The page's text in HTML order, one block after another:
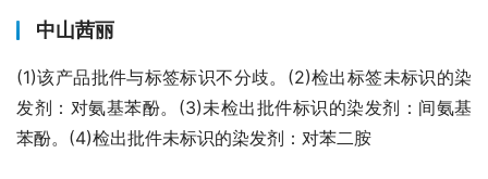
中山茜丽
(1)该产品批件与标签标识不分歧。(2)检出标签未标识的染
发剂：对氨基苯酚。(3)未检出批件标识的染发剂：间氨基
苯酚。(4)检出批件未标识的染发剂：对苯二胺